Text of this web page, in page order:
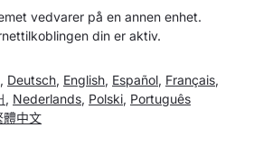
vedvarer på en annen enhet.
din er aktiv.
, Deutsch, English, Español, Français,
, Nederlands, Polski, Português
體中文